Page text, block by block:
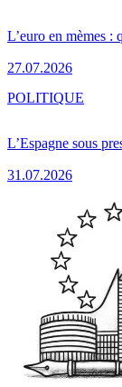
L’euro en mèmes :
27.07.2026
L’Espagne sous
31.07.2026
POLITIQUE